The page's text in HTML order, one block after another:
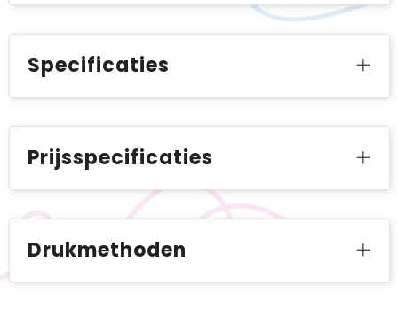
Specificaties
Prijsspecificaties
Drukmethoden